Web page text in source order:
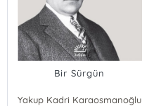
Bir Sürgün
Yakup Kadri Karaosmanoğlu